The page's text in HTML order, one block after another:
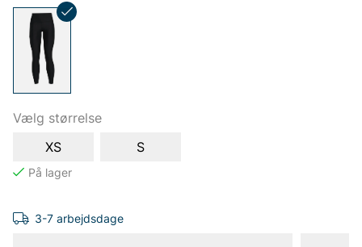
Vælg størrelse
XS
S
3-7 arbejdsdage